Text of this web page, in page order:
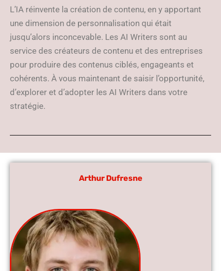
L’IA réinvente la création de contenu, en y apportant
une dimension de personnalisation qui était
jusqu’alors inconcevable. Les AI Writers sont au
service des créateurs de contenu et des entreprises
pour produire des contenus ciblés, engageants et
cohérents. À vous maintenant de saisir l’opportunité,
d’explorer et d’adopter les AI Writers dans votre
stratégie.
Arthur Dufresne